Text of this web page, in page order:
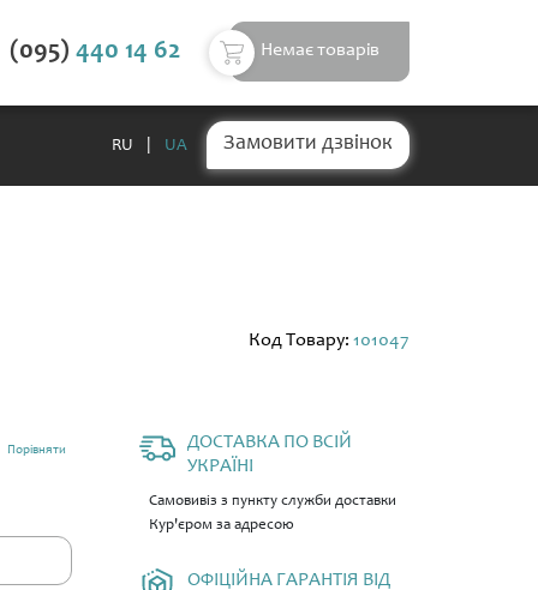
(095) 440 14 62 Немає товарів
Замовити дзвінок
RU UA
Код Товару: 101047
Порівняти
ДОСТАВКА ПО ВСІЙ
УКРАЇНІ
Самовивіз з пункту служби доставки
Кур'єром за адресою
ОФІЦІЙНА ГАРАНТІЯ ВІД